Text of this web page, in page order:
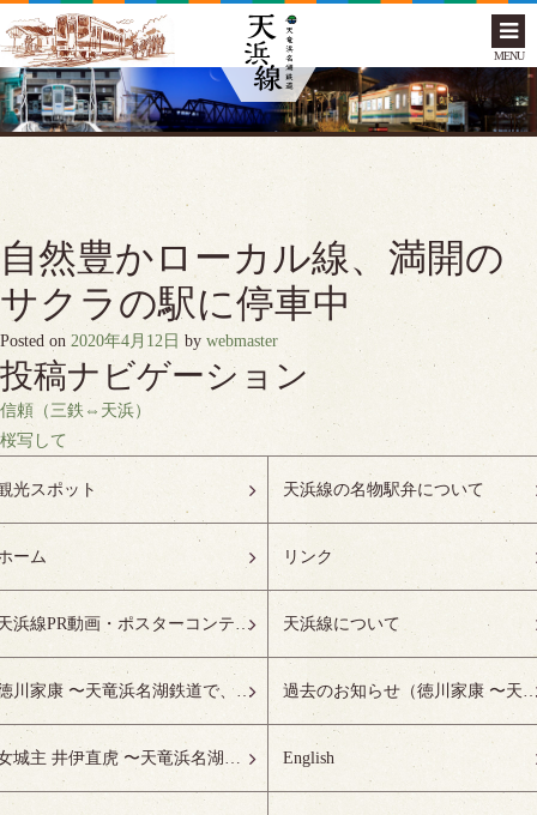
MENU
自然豊かローカル線、満開の
サクラの駅に停車中
Posted on 2020年4月12日 by webmaster
投稿ナビゲーション
信頼（三鉄⇔天浜）
桜写して
光スポット 天浜線の名物駅弁について
ーム リンク
天浜線PR動画・ポスターコンテスト受賞作品特設ページ 天浜線について
徳川家康 〜天竜浜名湖鉄道で、徳川ゆかりの地へ！〜 過去のお知らせ（徳川家康 〜天竜浜名湖鉄道で、
女城主 井伊直虎 〜天竜浜名湖鉄道で、井の国へ！〜 English